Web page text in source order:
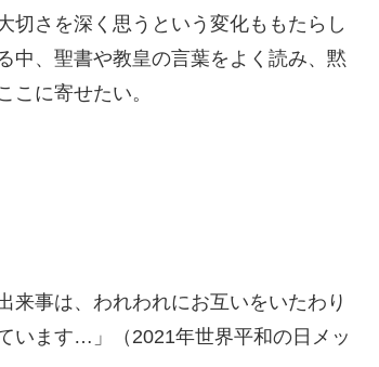
切さを深く思うという変化ももたらし
中、聖書や教皇の言葉をよく読み、黙
に寄せたい。
事は、われわれにお互いをいたわり
います…」（2021年世界平和の日メッ